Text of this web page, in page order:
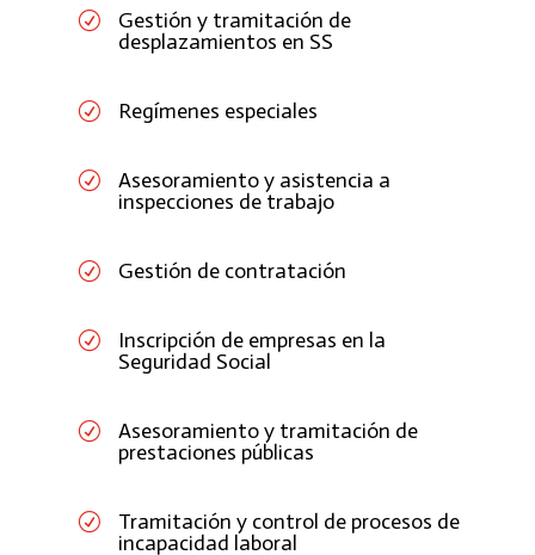
R
Gestión y tramitación de
desplazamientos en SS
R Regímenes especiales
R
Asesoramiento y asistencia a
inspecciones de trabajo
R Gestión de contratación
R
Inscripción de empresas en la
Seguridad Social
R
Asesoramiento y tramitación de
prestaciones públicas
R
Tramitación y control de procesos de
incapacidad laboral